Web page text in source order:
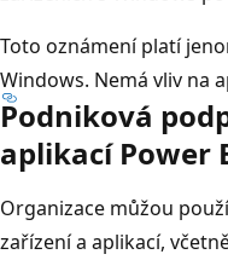
Toto oznámení platí
Windows. Nemá vliv na
Podniková
aplikací Power
Organizace můžou
zařízení a aplikací,